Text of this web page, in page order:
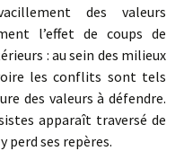
des valeurs
l’effet de coups de
: au sein des milieux
les conflits sont tels
des valeurs à défendre.
apparaît traversé de
perd ses repères.